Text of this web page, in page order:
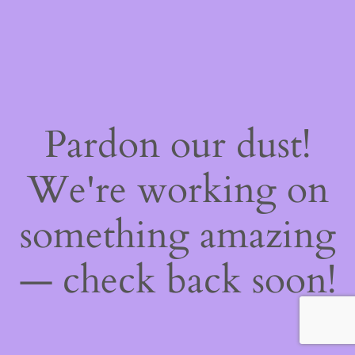
Pardon our dust!
We're working on
something amazing
— check back soon!